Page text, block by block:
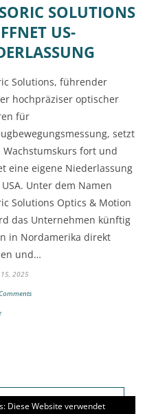
SOLUTIONS
US-
Solutions, führender
hochpräziser optischer
für
setzt
Wachstumskurs fort und
eine eigene Niederlassung
Unter dem Namen
Solutions Optics & Motion
das Unternehmen künftig
in Nordamerika direkt
und…
2025
Diese Website verwendet